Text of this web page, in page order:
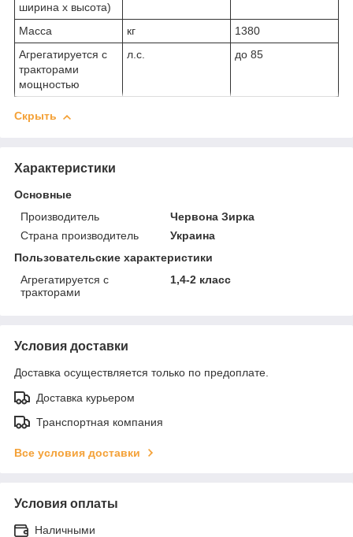
ширина х высота)
Масса кг
1380
Агрегатируется с
тракторами
мощностью
л.с. до 85
Скрыть
Характеристики
Основные
Производитель
Червона Зирка
Страна производитель
Украина
Пользовательские характеристики
Агрегатируется с
тракторами
1,4-2 класс
Условия доставки
Доставка осуществляется только по предоплате.
Доставка курьером
Транспортная компания
Все условия доставки
Условия оплаты
Наличными